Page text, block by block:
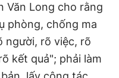
Văn Long cho rằng
phòng, chống ma
người, rõ việc, rõ
kết quả"; phải làm